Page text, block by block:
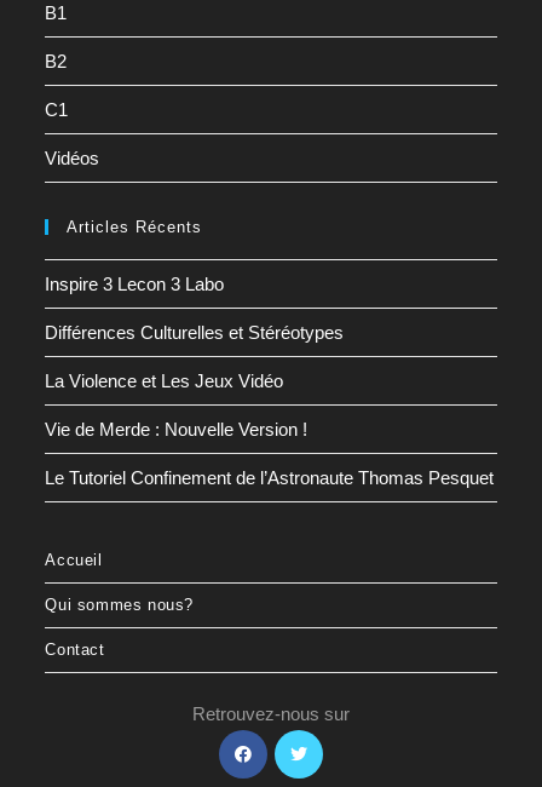
B1
B2
C1
Vidéos
Articles Récents
Inspire 3 Lecon 3 Labo
Différences Culturelles et Stéréotypes
La Violence et Les Jeux Vidéo
Vie de Merde : Nouvelle Version !
Le Tutoriel Confinement de l’Astronaute Thomas Pesquet
Accueil
Qui sommes nous?
Contact
Retrouvez-nous sur
S’ouvre
dans
S’ouvre